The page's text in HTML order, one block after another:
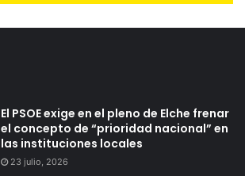
El PSOE exige en el pleno de Elche frenar
el concepto de “prioridad nacional” en
las instituciones locales
23 julio, 2026